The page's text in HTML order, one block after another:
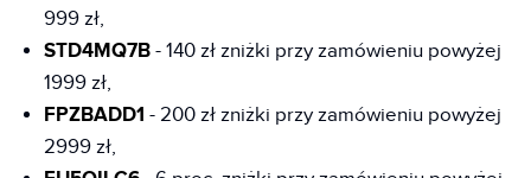
999 zł,
STD4MQ7B - 140 zł zniżki przy zamówieniu powyżej
1999 zł,
FPZBADD1 - 200 zł zniżki przy zamówieniu powyżej
2999 zł,